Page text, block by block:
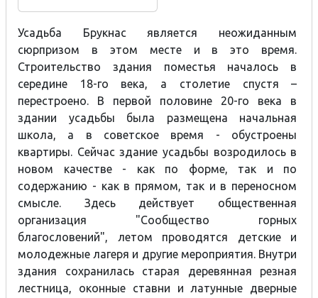
Усадьба Брукнас является неожиданным
сюрпризом в этом месте и в это время.
Строительство здания поместья началось в
середине 18-го века, а столетие спустя –
перестроено. В первой половине 20-го века в
здании усадьбы была размещена начальная
школа, а в советское время - обустроены
квартиры. Сейчас здание усадьбы возродилось в
новом качестве - как по форме, так и по
содержанию - как в прямом, так и в переносном
смысле. Здесь действует общественная
организация "Сообщество горных
благословений", летом проводятся детские и
молодежные лагеря и другие мероприятия. Внутри
здания сохранилась старая деревянная резная
лестница, оконные ставни и латунные дверные